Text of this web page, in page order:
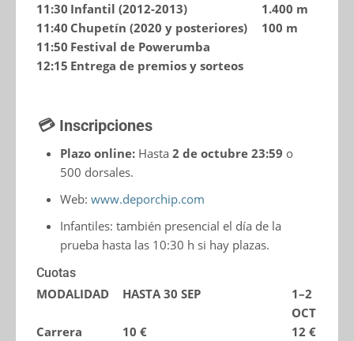
11:30 Infantil (2012-2013)
1.400 m
11:40 Chupetín (2020 y posteriores)
100 m
11:50 Festival de Powerumba
12:15 Entrega de premios y sorteos
💳 Inscripciones
Plazo online: Hasta 2 de octubre 23:59 o
500 dorsales.
Web: www.deporchip.com
Infantiles: también presencial el día de la
prueba hasta las 10:30 h si hay plazas.
Cuotas
MODALIDAD HASTA 30 SEP
1–2
OCT
Carrera
10 € 12 €